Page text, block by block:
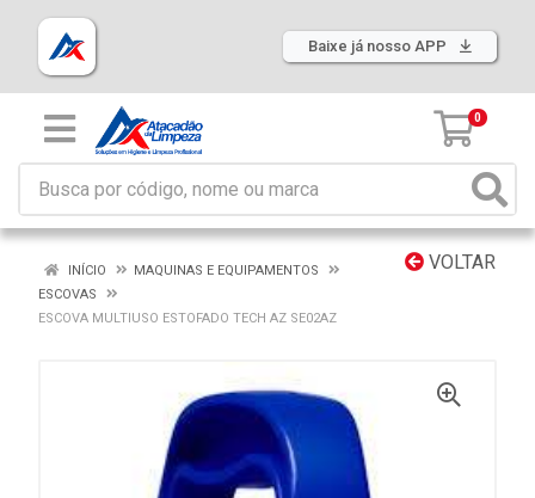
Baixe já nosso APP
0
VOLTAR
INÍCIO
MAQUINAS E EQUIPAMENTOS
ESCOVAS
ESCOVA MULTIUSO ESTOFADO TECH AZ SE02AZ